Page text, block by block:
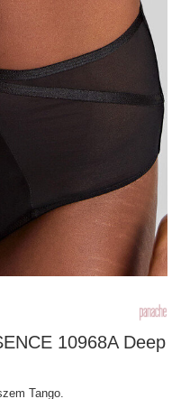
10968A Deep
Tango.